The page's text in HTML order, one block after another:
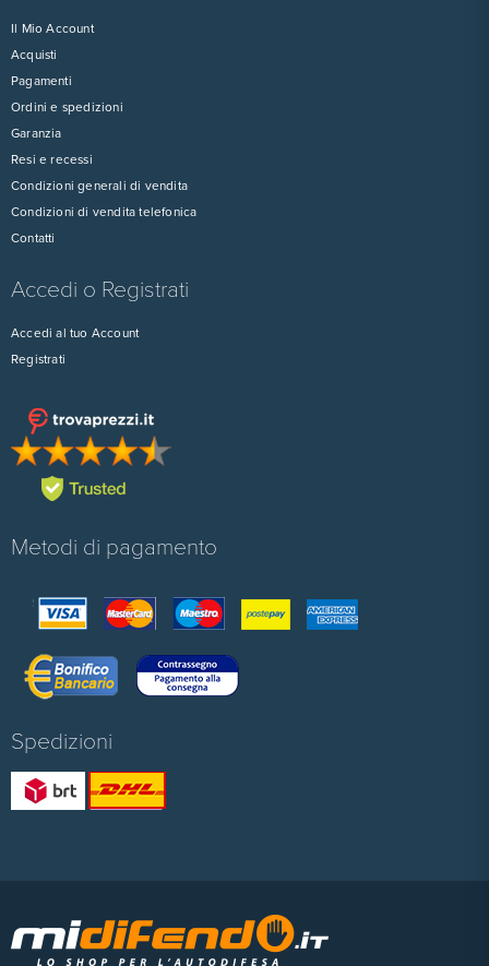
Il Mio Account
Acquisti
Pagamenti
Ordini e spedizioni
Garanzia
Resi e recessi
Condizioni generali di vendita
Condizioni di vendita telefonica
Contatti
Accedi o Registrati
Accedi al tuo Account
Registrati
Metodi di pagamento
Spedizioni